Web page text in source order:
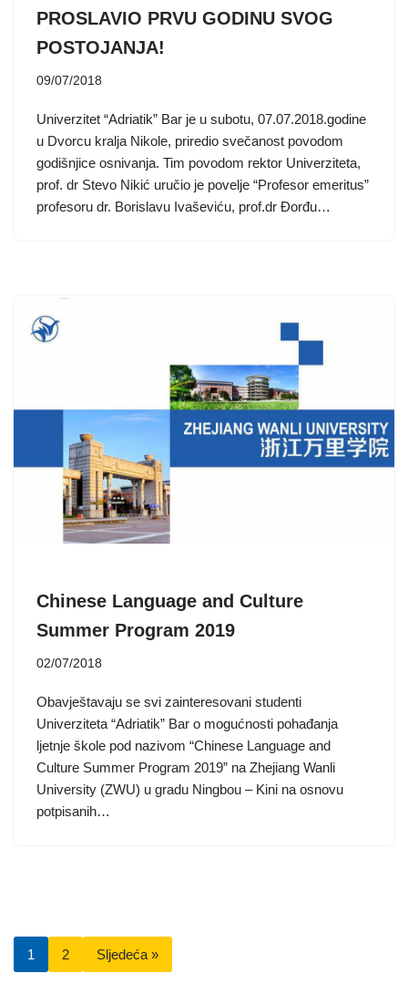
PROSLAVIO PRVU GODINU SVOG
POSTOJANJA!
09/07/2018
Univerzitet “Adriatik” Bar je u subotu, 07.07.2018.godine
u Dvorcu kralja Nikole, priredio svečanost povodom
godišnjice osnivanja. Tim povodom rektor Univerziteta,
prof. dr Stevo Nikić uručio je povelje “Profesor emeritus”
profesoru dr. Borislavu Ivaševiću, prof.dr Đorđu…
Chinese Language and Culture
Summer Program 2019
02/07/2018
Obavještavaju se svi zainteresovani studenti
Univerziteta “Adriatik” Bar o mogućnosti pohađanja
ljetnje škole pod nazivom “Chinese Language and
Culture Summer Program 2019” na Zhejiang Wanli
University (ZWU) u gradu Ningbou – Kini na osnovu
potpisanih…
1 2 Sljedeća »